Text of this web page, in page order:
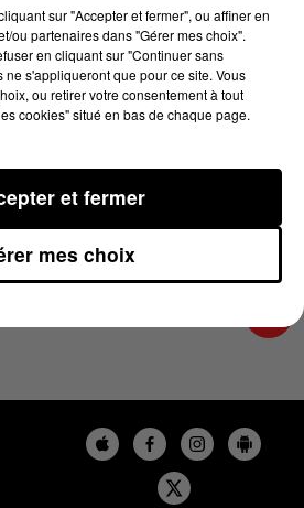
min 19 sec
PYRÉNÉES DU
Pyrénées
sur "Accepter et fermer", ou affiner en
ou partenaires dans "Gérer mes choix".
en cliquant sur "Continuer sans
ne s'appliqueront que pour ce site. Vous
ou retirer votre consentement à tout
cookies" situé en bas de chaque page.
mes choix
et fermer